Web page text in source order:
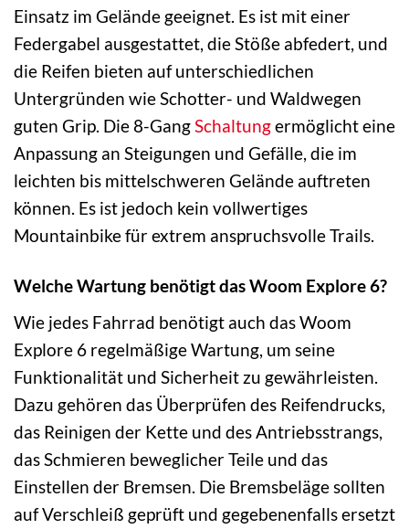
Einsatz im Gelände geeignet. Es ist mit einer
Federgabel ausgestattet, die Stöße abfedert, und
die Reifen bieten auf unterschiedlichen
Untergründen wie Schotter- und Waldwegen
guten Grip. Die 8-GangSchaltungermöglicht eine
Anpassung an Steigungen und Gefälle, die im
leichten bis mittelschweren Gelände auftreten
können. Es ist jedoch kein vollwertiges
Mountainbike für extrem anspruchsvolle Trails.
Welche Wartung benötigt das Woom Explore 6?
Wie jedes Fahrrad benötigt auch das Woom
Explore 6 regelmäßige Wartung, um seine
Funktionalität und Sicherheit zu gewährleisten.
Dazu gehören das Überprüfen des Reifendrucks,
das Reinigen der Kette und des Antriebsstrangs,
das Schmieren beweglicher Teile und das
Einstellen der Bremsen. Die Bremsbeläge sollten
auf Verschleiß geprüft und gegebenenfalls ersetzt